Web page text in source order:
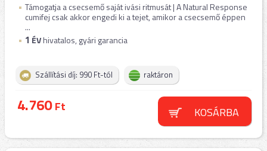
Támogatja a csecsemő saját ivási ritmusát | A Natural Response
cumifej csak akkor engedi ki a tejet, amikor a csecsemő éppen
...
1 ÉVhivatalos, gyári garancia
Szállítási díj: 990 Ft-tól raktáron
4.760Ft KOSÁRBA